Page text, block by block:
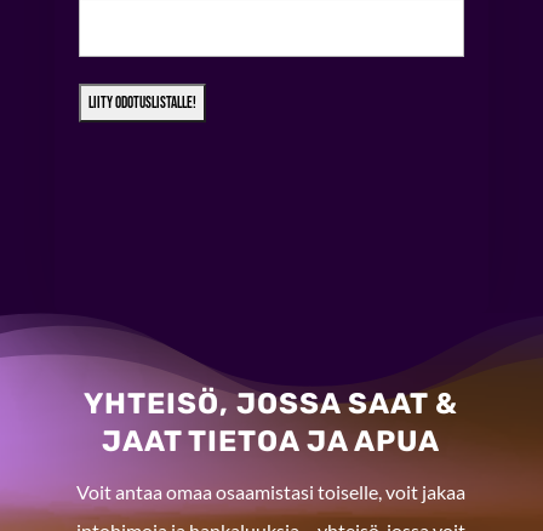
YHTEISÖ, JOSSA SAAT &
JAAT TIETOA JA APUA
Voit antaa omaaosaamistasi toiselle, voit jakaa